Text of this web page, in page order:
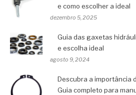
e como escolher a ideal
dezembro 5, 2025
Guia das gaxetas
e escolha ideal
agosto 9, 2024
Descubra a importância
Guia completo para